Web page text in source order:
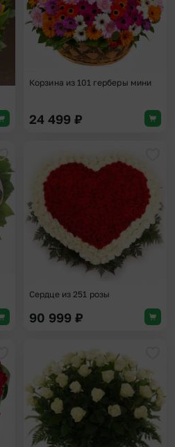
Корзина из 101 герберы мини
24 499 ₽
Добавить в избранное
Сердце из 251 розы
90 999 ₽
Добавить в избранное